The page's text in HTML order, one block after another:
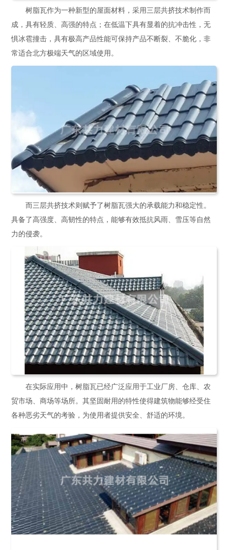
树脂瓦作为一种新型的屋面材料，采用三层共挤技术制作而
成，具有轻质、高强的特点；在低温下具有显着的抗冲击性，无
惧冰雹撞击，具有极高产品性能可保持产品不断裂、不脆化，非
常适合北方极端天气的区域使用。
而三层共挤技术则赋予了树脂瓦强大的承载能力和稳定性。
具备了高强度、高韧性的特点，能够有效抵抗风雨、雪压等自然
力的侵袭。
在实际应用中，树脂瓦已经广泛应用于工业厂房、仓库、农
贸市场、商场等场所。其坚固耐用的特性使得建筑物能够经受住
各种恶劣天气的考验，为使用者提供安全、舒适的环境。